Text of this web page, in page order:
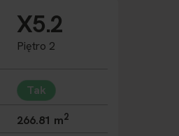
X5.2
Piętro 2
Tak
266.81 m2